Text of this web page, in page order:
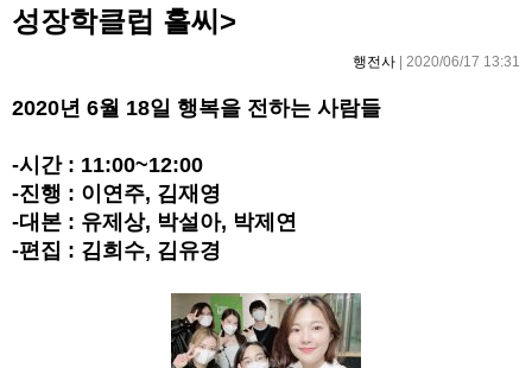
성장학클럽 홀씨>
행전사 | 2020/06/17 13:31
2020년 6월 18일 행복을 전하는 사람들
-시간 : 11:00~12:00
-진행 : 이연주, 김재영
-대본 : 유제상, 박설아, 박제연
-편집 : 김희수, 김유경